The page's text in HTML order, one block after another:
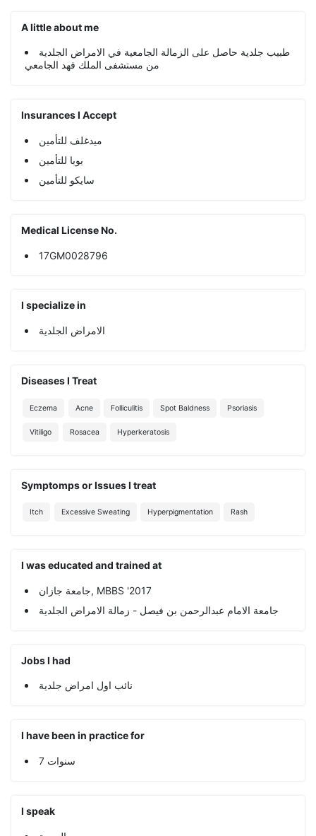
A little about me
طبيب جلدية حاصل على الزمالة الجامعية في الامراض الجلدية
من مستشفى الملك فهد الجامعي
Insurances I Accept
ميدغلف للتأمين
بوبا للتأمين
سايكو للتأمين
Medical License No.
17GM0028796
I specialize in
الامراض الجلدية
Diseases I Treat
Eczema Acne Folliculitis Spot Baldness Psoriasis
Vitiligo Rosacea Hyperkeratosis
Symptomps or Issues I treat
Itch Excessive Sweating Hyperpigmentation Rash
I was educated and trained at
جامعة جازان, MBBS '2017
جامعة الامام عبدالرحمن بن فيصل - زمالة الامراض الجلدية
Jobs I had
نائب اول امراض جلدية
I have been in practice for
7 سنوات
I speak